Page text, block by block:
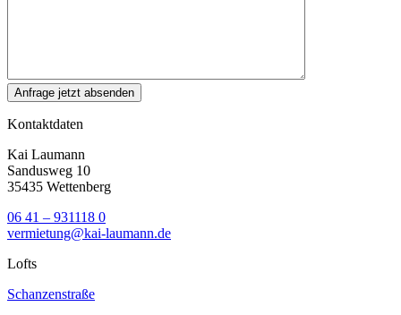
Kontaktdaten
Kai Laumann
Sandusweg 10
35435 Wettenberg
06 41 – 931118 0
vermietung@kai-laumann.de
Lofts
Schanzenstraße